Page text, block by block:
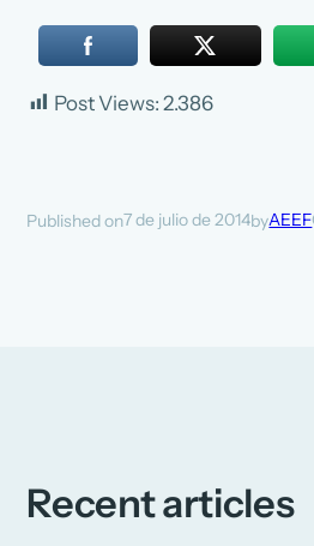
Post Views: 2.386
Published on7 de julio de 2014byAEEF
Recent articles